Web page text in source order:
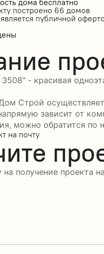
дома бесплатно
построено 66 домов
публичной
- красивая
Строй
зависит от
можно обратится
на получение проекта